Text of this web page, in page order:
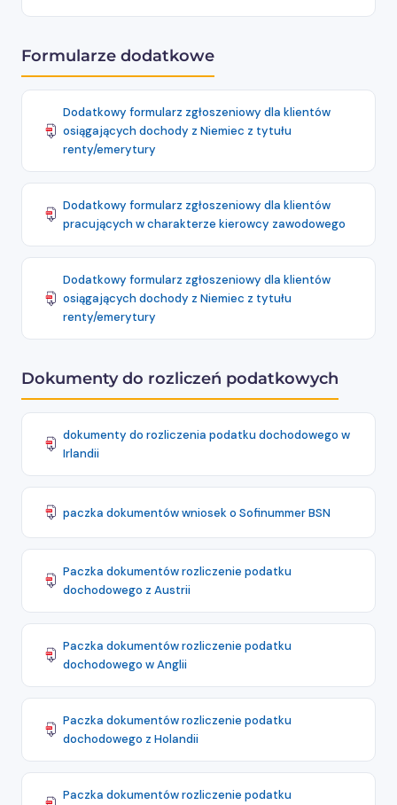
Formularze dodatkowe
Dodatkowy formularz zgłoszeniowy dla klientów
osiągających dochody z Niemiec z tytułu
renty/emerytury
Dodatkowy formularz zgłoszeniowy dla klientów
pracujących w charakterze kierowcy zawodowego
Dodatkowy formularz zgłoszeniowy dla klientów
osiągających dochody z Niemiec z tytułu
renty/emerytury
Dokumenty do rozliczeń podatkowych
dokumenty do rozliczenia podatku dochodowego w
Irlandii
paczka dokumentów wniosek o Sofinummer BSN
Paczka dokumentów rozliczenie podatku
dochodowego z Austrii
Paczka dokumentów rozliczenie podatku
dochodowego w Anglii
Paczka dokumentów rozliczenie podatku
dochodowego z Holandii
Paczka dokumentów rozliczenie podatku